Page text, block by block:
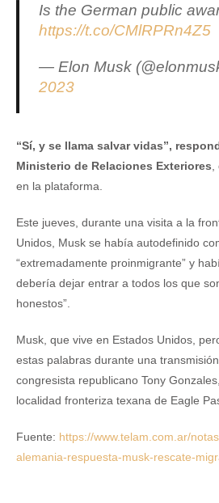
Is the German public
https://t.co/CMlRPRn4Z5
— Elon Musk
2023
“Sí, y se llama salvar vidas”,
Ministerio de Relaciones Exteriores
en la plataforma.
Este jueves, durante una visita a la
Unidos, Musk se había autodefinido
“extremadamente proinmigrante” y
debería dejar entrar a todos los que
honestos”.
Musk, que vive en Estados Unidos,
estas palabras durante una
congresista republicano Tony
localidad fronteriza texana de Eagle
Fuente: https://www.telam.com.ar/
alemania-respuesta-musk-rescate-